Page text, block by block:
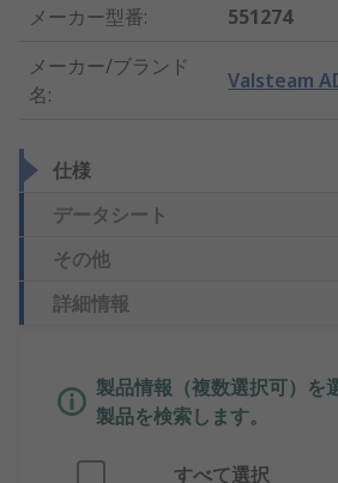
メーカー型番:
551274
メーカー/ブランド
名:
Valsteam
仕様
データシート
その他
詳細情報
製品情報（複数選択可）を
製品を検索します。
すべて選択